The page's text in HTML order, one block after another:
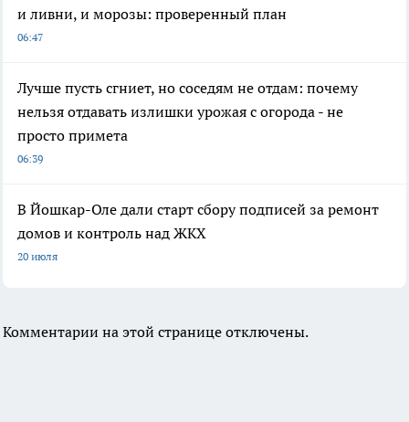
и ливни, и морозы: проверенный план
06:47
Лучше пусть сгниет, но соседям не отдам: почему
нельзя отдавать излишки урожая с огорода - не
просто примета
06:39
В Йошкар-Оле дали старт сбору подписей за ремонт
домов и контроль над ЖКХ
20 июля
Комментарии на этой странице отключены.